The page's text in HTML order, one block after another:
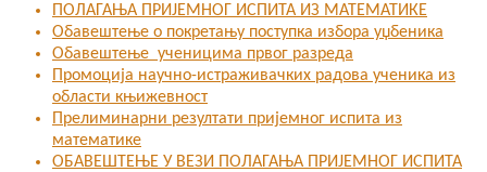
ПОЛАГАЊА ПРИЈЕМНОГ ИСПИТА ИЗ МАТЕМАТИКЕ
Обавештење о покретању поступка избора уџбеника
Обавештење ученицима првог разреда
Промоција научно-истраживачких радова ученика из
области књижевност
Прелиминарни резултати пријемног испита из
математике
ОБАВЕШТЕЊЕ У ВЕЗИ ПОЛАГАЊА ПРИЈЕМНОГ ИСПИТА